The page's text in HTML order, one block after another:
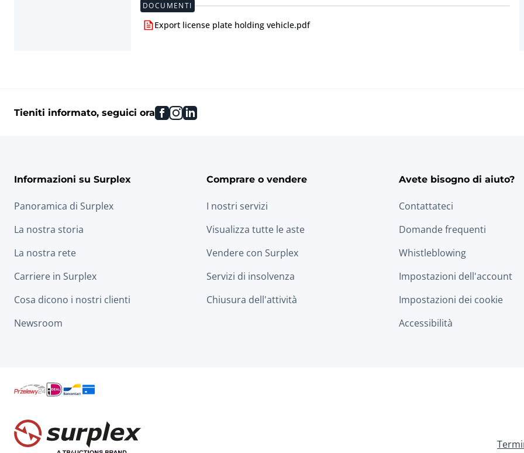
DOCUMENTI
Export license plate holding vehicle.pdf
Tieniti informato, seguici ora facebook
instagram
linkedin
Informazioni su Surplex
Panoramica di Surplex
La nostra storia
La nostra rete
Carriere in Surplex
Cosa dicono i nostri clienti
Newsroom
Comprare o vendere
I nostri servizi
Visualizza tutte le aste
Vendere con Surplex
Servizi di insolvenza
Chiusura dell'attività
Avete bisogno di aiuto?
Contattateci
Domande frequenti
Whistleblowing
Impostazioni dell'account
Impostazioni dei cookie
Accessibilità